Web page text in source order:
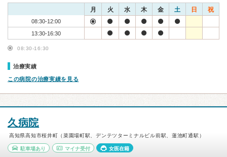
月 火 水 木 金 土 日 祝
08:30-12:00
13:30-16:30
08:30-16:30
治療実績
この病院の治療実績を見る
久病院
高知県高知市桜井町（菜園場町駅、デンテツターミナルビル前駅、蓮池町通駅）
駐車場あり マイナ受付 女医在籍